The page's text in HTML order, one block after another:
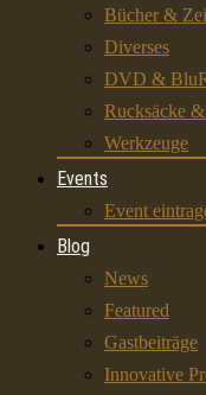
Bücher &
Diverses
DVD &
Rucksäcke &
Werkzeuge
Events
Event
Blog
News
Featured
Gastbeiträge
Innovative